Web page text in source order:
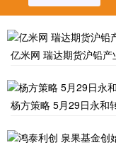
亿米网 瑞达期货沪铅
杨方策略 5月29日永和